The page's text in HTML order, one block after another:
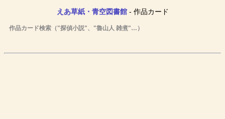
えあ草紙・青空図書館- 作品カード
作品カード検索（"探偵小説"、"魯山人 雑煮"…）